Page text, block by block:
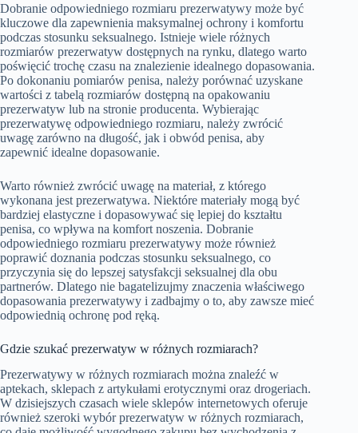
Dobranie odpowiedniego rozmiaru prezerwatywy może być
kluczowe dla zapewnienia maksymalnej ochrony i komfortu
podczas stosunku seksualnego. Istnieje wiele różnych
rozmiarów prezerwatyw dostępnych na rynku, dlatego warto
poświęcić trochę czasu na znalezienie idealnego dopasowania.
Po dokonaniu pomiarów penisa, należy porównać uzyskane
wartości z tabelą rozmiarów dostępną na opakowaniu
prezerwatyw lub na stronie producenta. Wybierając
prezerwatywę odpowiedniego rozmiaru, należy zwrócić
uwagę zarówno na długość, jak i obwód penisa, aby
zapewnić idealne dopasowanie.
Warto również zwrócić uwagę na materiał, z którego
wykonana jest prezerwatywa. Niektóre materiały mogą być
bardziej elastyczne i dopasowywać się lepiej do kształtu
penisa, co wpływa na komfort noszenia. Dobranie
odpowiedniego rozmiaru prezerwatywy może również
poprawić doznania podczas stosunku seksualnego, co
przyczynia się do lepszej satysfakcji seksualnej dla obu
partnerów. Dlatego nie bagatelizujmy znaczenia właściwego
dopasowania prezerwatywy i zadbajmy o to, aby zawsze mieć
odpowiednią ochronę pod ręką.
Gdzie szukać prezerwatyw w różnych rozmiarach?
Prezerwatywy w różnych rozmiarach można znaleźć w
aptekach, sklepach z artykułami erotycznymi oraz drogeriach.
W dzisiejszych czasach wiele sklepów internetowych oferuje
również szeroki wybór prezerwatyw w różnych rozmiarach,